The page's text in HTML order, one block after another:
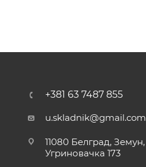
+381 63 7487 855
u.skladnik@gmail.com
11080 Белград, Земун,
Угриновачка 173